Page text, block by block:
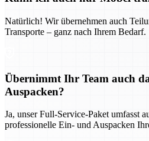
Natürlich! Wir übernehmen auch
Transporte – ganz nach Ihrem Bedarf.
Übernimmt Ihr Team auch
Auspacken?
Ja, unser Full-Service-Paket umfasst
professionelle Ein- und Auspacken